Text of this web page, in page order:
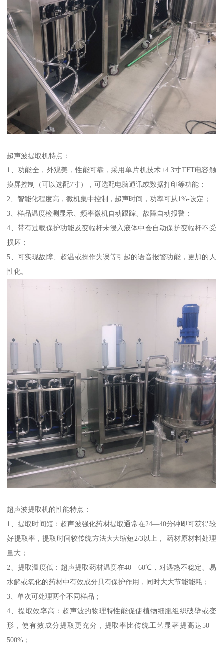
超声波提取机特点：
1、功能全，外观美，性能可靠，采用单片机技术+4.3寸TFT电容触
摸屏控制（可以选配7寸），可选配电脑通讯或数据打印等功能；
2、智能化程度高，微机集中控制，超声时间，功率可从1%-设定；
3、样品温度检测显示、频率微机自动跟踪、故障自动报警；
4、带有过载保护功能及变幅杆未浸入液体中会自动保护变幅杆不受
损坏；
5、可实现故障、超温或操作失误等引起的语音报警功能，更加的人
性化。
超声波提取机的性能特点：
1、提取时间短：超声波强化药材提取通常在24—40分钟即可获得较
好提取率，提取时间较传统方法大大缩短2/3以上， 药材原材料处理
量大；
2、提取温度低：超声提取药材温度在40—60℃，对遇热不稳定、易
水解或氧化的药材中有效成分具有保护作用，同时大大节能能耗；
3、单次可处理两个不同样品；
4、提取效率高：超声波的物理特性能促使植物细胞组织破壁或变
形，使有效成分提取更充分，提取率比传统工艺显著提高达50—
500%；